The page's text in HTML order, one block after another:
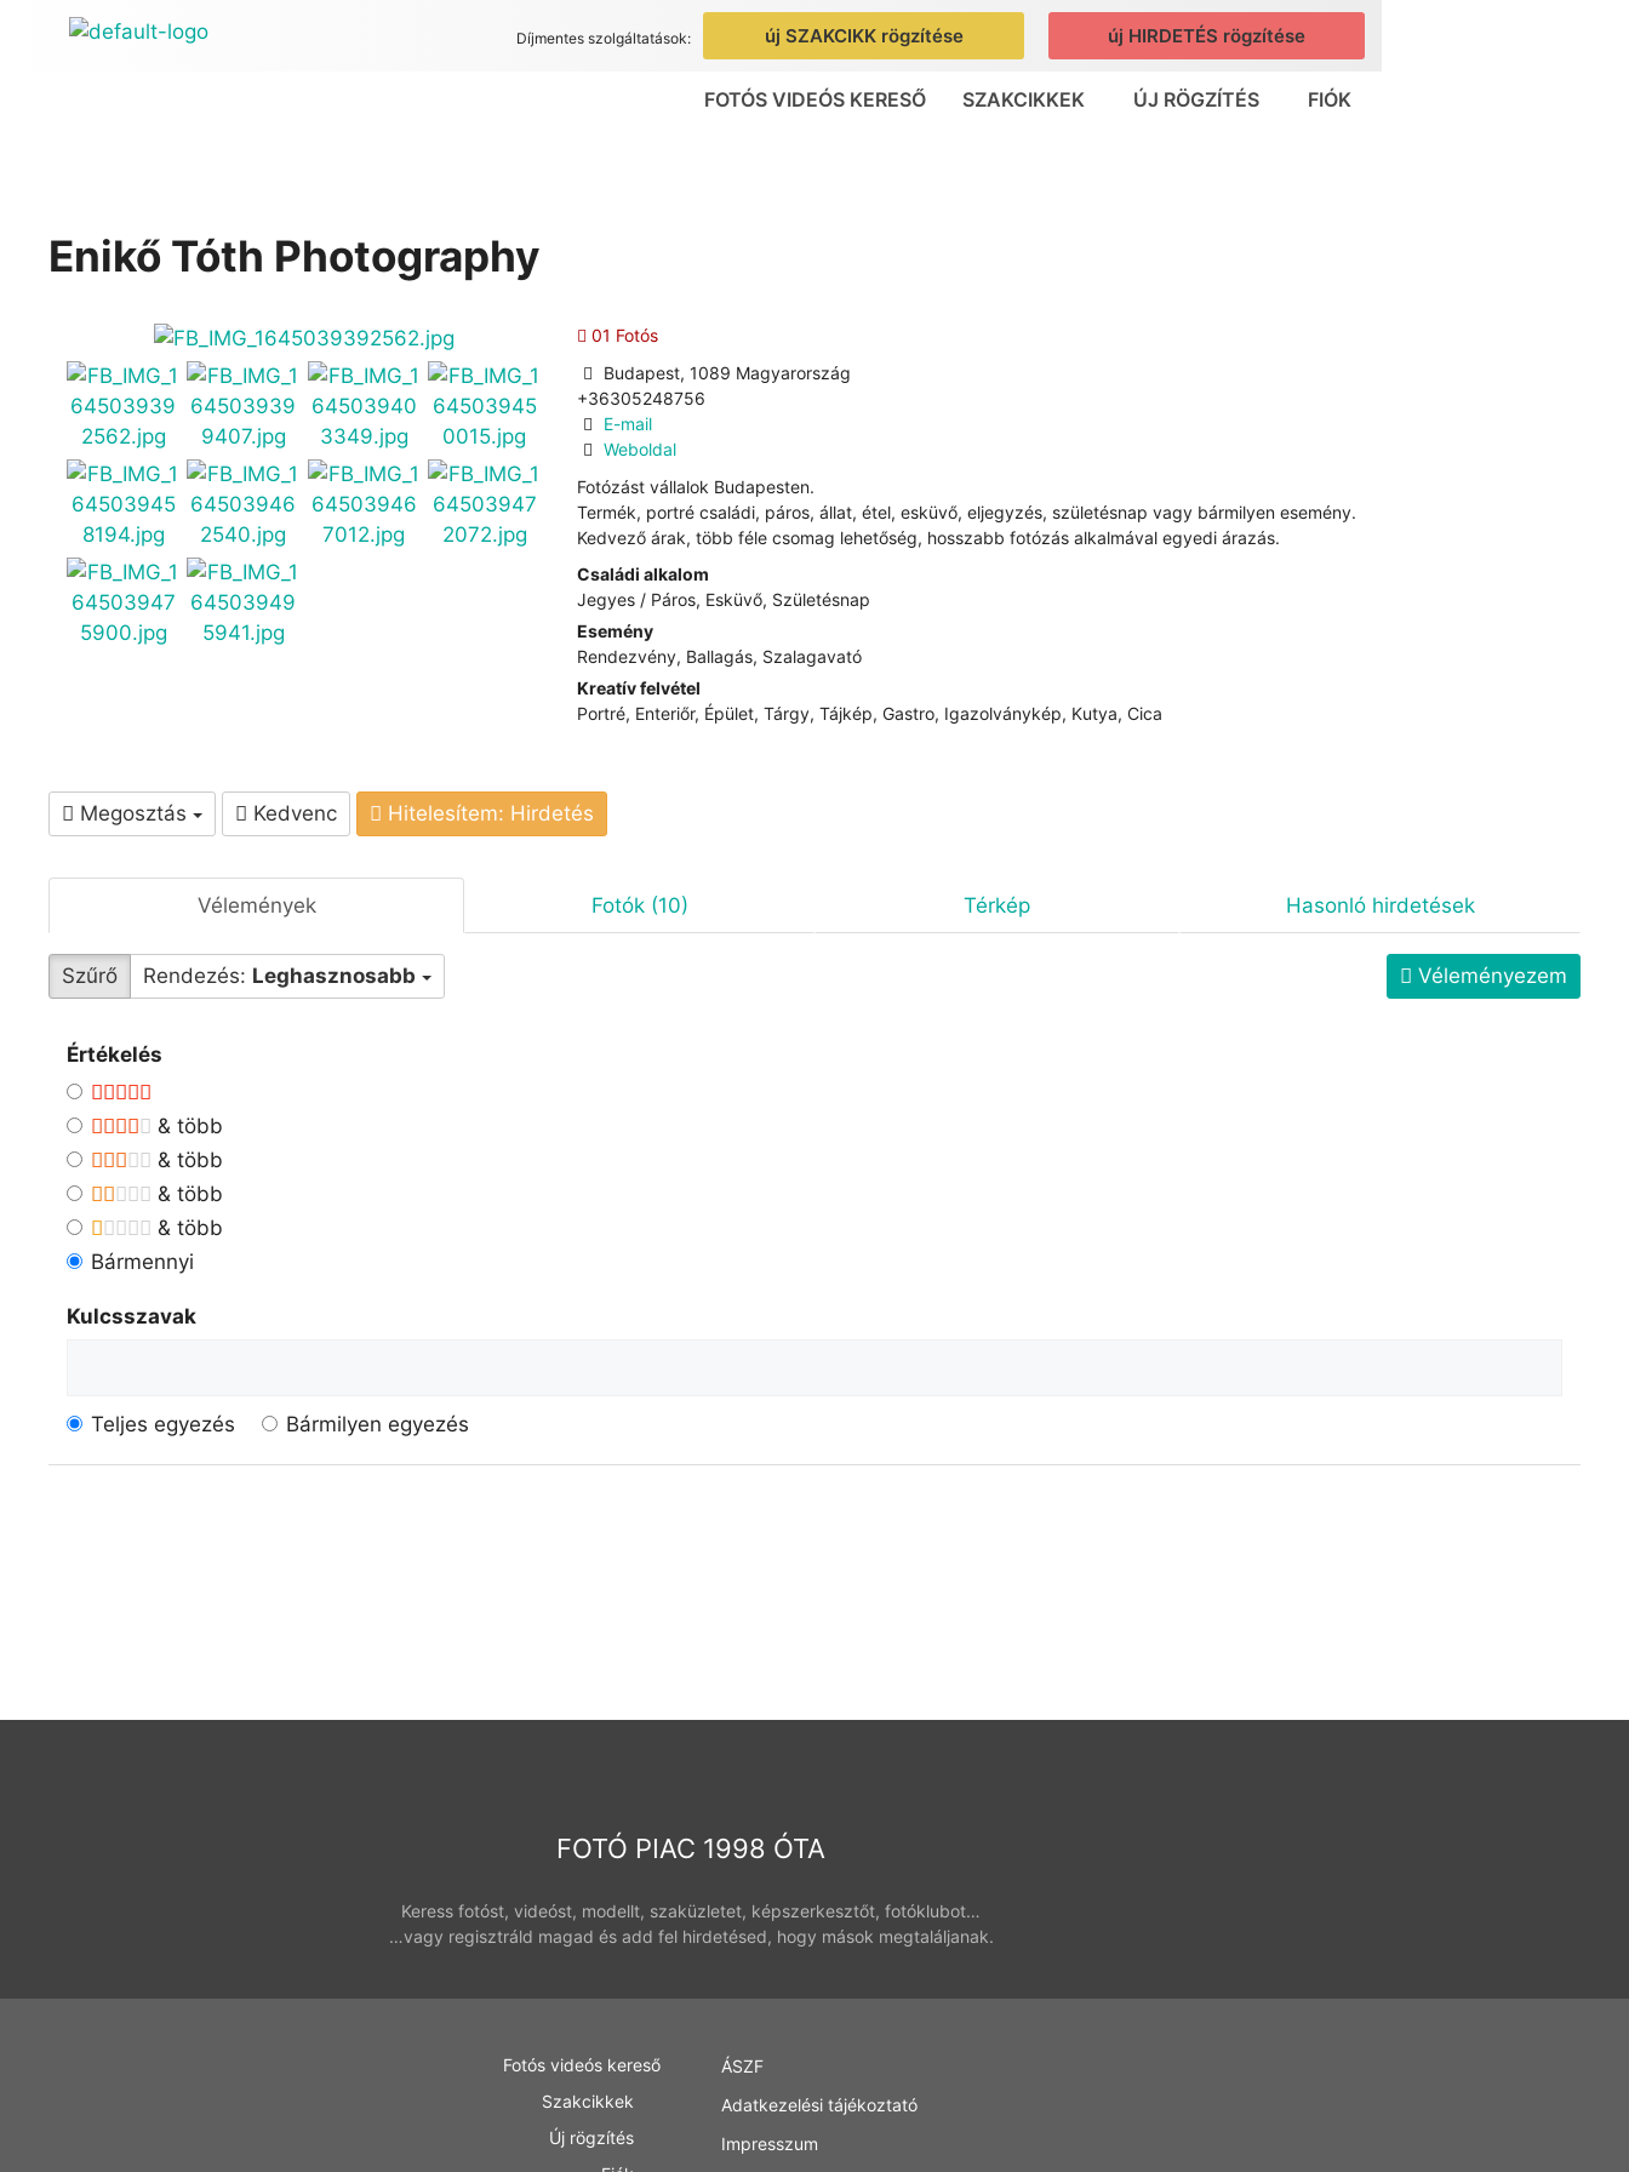
Díjmentes szolgáltatások: új SZAKCIKK rögzítése új HIRDETÉS rögzítése
FOTÓS VIDEÓS KERESŐ SZAKCIKKEK ÚJ RÖGZÍTÉS FIÓK
Enikő Tóth Photography
01 Fotós
Budapest, 1089 Magyarország
+36305248756
E-mail
Weboldal
Fotózást vállalok Budapesten.
Termék, portré családi, páros, állat, étel, esküvő, eljegyzés, születésnap vagy bármilyen esemény.
Kedvező árak, több féle csomag lehetőség, hosszabb fotózás alkalmával egyedi árazás.
Családi alkalom
Jegyes / Páros, Esküvő, Születésnap
Esemény
Rendezvény, Ballagás, Szalagavató
Kreatív felvétel
Portré, Enteriőr, Épület, Tárgy, Tájkép, Gastro, Igazolványkép, Kutya, Cica
Megosztás Kedvenc Hitelesítem: Hirdetés
Vélemények Fotók (10) Térkép Hasonló hirdetések
Szűrő Rendezés: Leghasznosabb Véleményezem
Értékelés
& több
& több
& több
& több
Bármennyi
Kulcsszavak
Teljes egyezés Bármilyen egyezés
FOTÓ PIAC 1998 ÓTA
Keress fotóst, videóst, modellt, szaküzletet, képszerkesztőt, fotóklubot…
…vagy regisztráld magad és add fel hirdetésed, hogy mások megtaláljanak.
Fotós videós kereső
Szakcikkek
Új rögzítés
ÁSZF
Adatkezelési tájékoztató
Impresszum